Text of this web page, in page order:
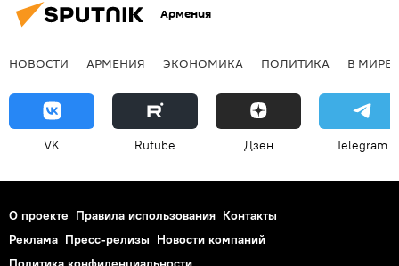
Армения
НОВОСТИ АРМЕНИЯ ЭКОНОМИКА ПОЛИТИКА В МИРЕ
VK Rutube Дзен Telegram
О проекте Правила использования Контакты
Реклама Пресс-релизы Новости компаний